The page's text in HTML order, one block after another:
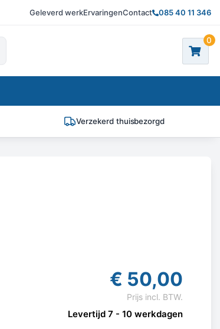
Geleverd werkErvaringenContact 085 40 11 346
0
Verzekerd thuisbezorgd
€ 50,00
Prijs incl. BTW.
Levertijd 7 - 10 werkdagen